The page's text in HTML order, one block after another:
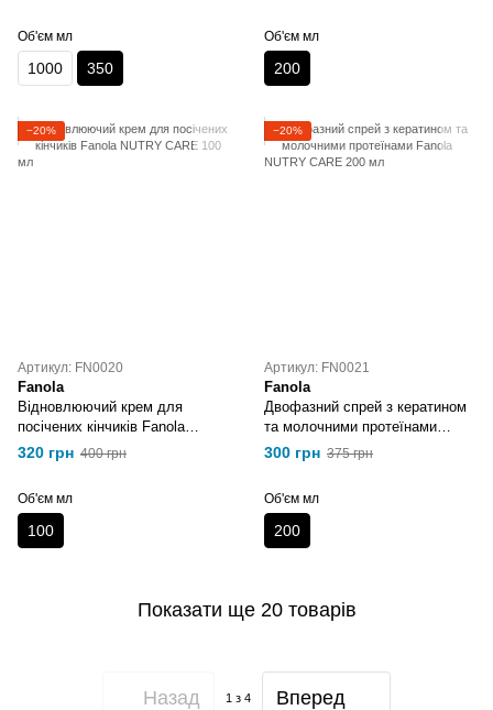
Об'єм мл
1000 350
Об'єм мл
200
−20%
Артикул: FN0020
Fanola
Відновлюючий крем для
посічених кінчиків Fanola
NUTRY CARE 100 мл
320 грн 400 грн
Об'єм мл
100
−20%
Артикул: FN0021
Fanola
Двофазний спрей з кератином
та молочними протеїнами
Fanola NUTRY CARE 200 мл
300 грн 375 грн
Об'єм мл
200
Показати ще 20 товарів
Назад 1 з 4 Вперед